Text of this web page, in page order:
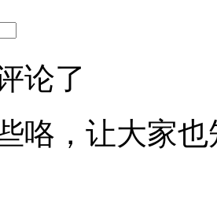
论了
咯，让大家